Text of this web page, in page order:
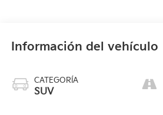
Información del vehículo
CATEGORÍA
SUV